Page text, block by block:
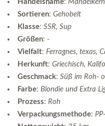
Handelsname:
Sortieren: Gehobelt
Klasse: SSR, Sup
Größen: -
Vielfalt: Ferragnes, texas,
Herkunft: Griechisch,
Geschmack: Süß im Roh-
Farbe: Blondie und Extra
Prozess: Roh
Verpackungsmethode: